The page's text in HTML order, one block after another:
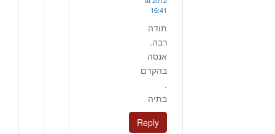
16:41
תודה
רבה.
אנסה
בהקדם
.
בתיה
Reply